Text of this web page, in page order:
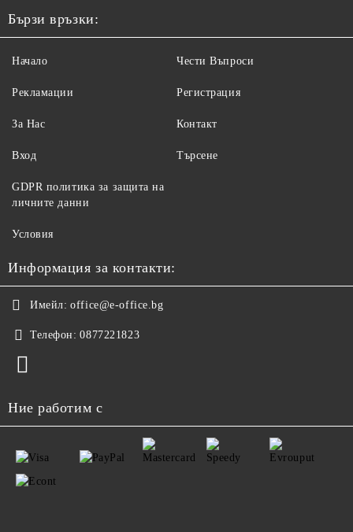
Бързи връзки:
Начало
Рекламации
За Нас
Вход
Чести Въпроси
Регистрация
Контакт
Търсене
GDPR политика за защита на
личните данни
Условия
Информация за контакти:
Имейл: office@e-office.bg
Телефон: 0877221823
Ние работим с